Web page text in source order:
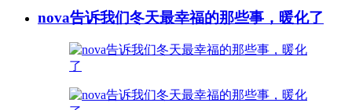
nova告诉我们冬天最幸福的那些事，暖化了